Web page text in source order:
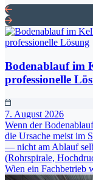
Bodenablauf im
professionelle
7. August 2026
Wenn der
die Ursache meist im
— nicht am Ablauf
(Rohrspirale,
Wien ein Fachbetrieb